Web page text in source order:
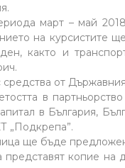
март – май
на курсистите
както и
от
в
в България,
„Подкрепа”.
ще бъде
копие на